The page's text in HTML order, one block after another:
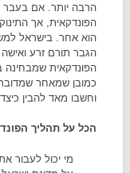
הרבה יותר. אם
הפונדקאית, אך
הוא אחר. בישראל
הגבר תורם זרע
הפונדקאית שמבחינה
כמובן שמאחר
וחשבו מאד להבין
הכל על תהליך
מי יכול לעבור